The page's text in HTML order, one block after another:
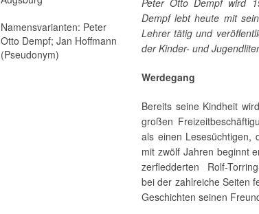
Namensvarianten: Peter
Otto Dempf; Jan Hoffmann
(Pseudonym)
Peter Otto Dempf wird
Dempf lebt heute mit
Lehrer tätig und
der Kinder- und
Werdegang
Bereits seine Kindheit
großen
als einen Lesesüchtigen,
mit zwölf Jahren beginnt
zerfledderten Rolf-
bei der zahlreiche Seiten
Geschichten seinen